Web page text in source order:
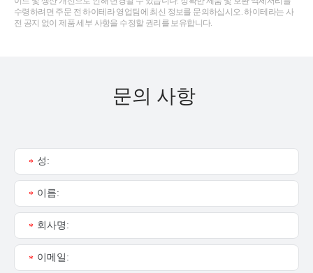
수령하려면 주문 전 하이테라 영업팀에 최신 정보를 문의하십시오. 하이테라는 사
전 공지 없이 제품 세부 사항을 수정할 권리를 보유합니다.
문의 사항
성:
*
이름:
*
회사명:
*
이메일:
*